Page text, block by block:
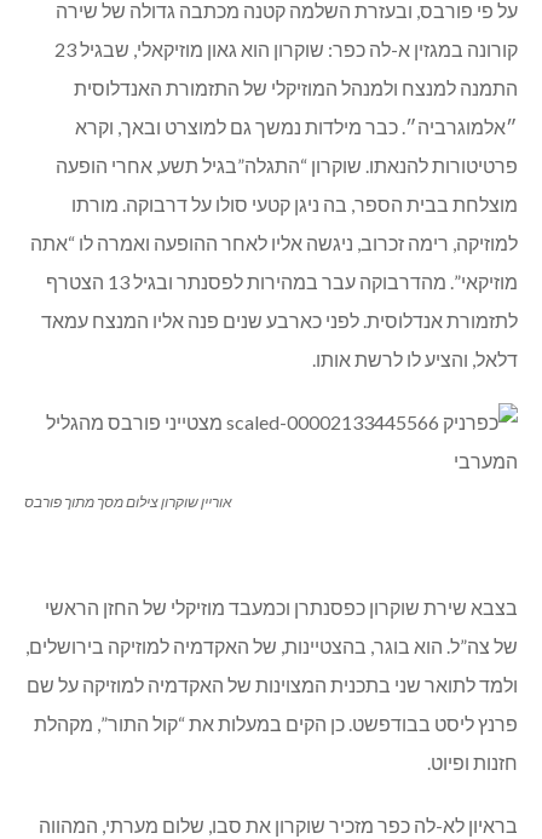
על פי פורבס, ובעזרת השלמה קטנה מכתבה גדולה של שירה
קורונה במגזין א-לה כפר: שוקרון הוא גאון מוזיקאלי, שבגיל 23
התמנה למנצח ולמנהל המוזיקלי של התזמורת האנדלוסית
״אלמוגרביה״. כבר מילדות נמשך גם למוצרט ובאך, וקרא
פרטיטורות להנאתו. שוקרון “התגלה”בגיל תשע, אחרי הופעה
מוצלחת בבית הספר, בה ניגן קטעי סולו על דרבוקה. מורתו
למוזיקה, רימה זכרוב, ניגשה אליו לאחר ההופעה ואמרה לו “אתה
מוזיקאי”. מהדרבוקה עבר במהירות לפסנתר ובגיל 13 הצטרף
לתזמורת אנדלוסית. לפני כארבע שנים פנה אליו המנצח עמאד
דלאל, והציע לו לרשת אותו.
אוריין שוקרון צילום מסך מתוך פורבס
בצבא שירת שוקרון כפסנתרן וכמעבד מוזיקלי של החזן הראשי
של צה”ל. הוא בוגר, בהצטיינות, של האקדמיה למוזיקה בירושלים,
ולמד לתואר שני בתכנית המצוינות של האקדמיה למוזיקה על שם
פרנץ ליסט בבודפשט. כן הקים במעלות את “קול התור”, מקהלת
חזנות ופיוט.
בראיון לא-לה כפר מזכיר שוקרון את סבו, שלום מערתי, המהווה